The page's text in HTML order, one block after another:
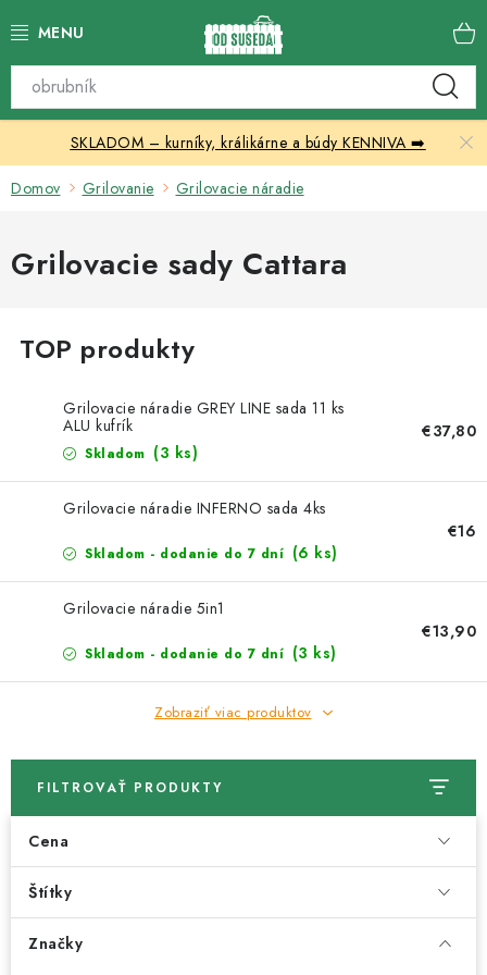
na
Katalóg produktov
Skleníky
Chovateľské potreby
Kontakty
Kachle
SKLADOM – kurníky, králikárne a búdy KENNIVA ➡️
Domov Grilovanie Grilovacie náradie
Grilovacie sady Cattara
Grilovacie náradie GREY LINE sada 11 ks
ALU kufrík
Skladom (3 ks)
€37,80
Grilovacie náradie INFERNO sada 4ks
Skladom - dodanie do 7 dní (6 ks)
€16
Grilovacie náradie 5in1
Skladom - dodanie do 7 dní (3 ks)
€13,90
Zobraziť viac produktov
FILTROVAŤ PRODUKTY
Cena
Štítky
Značky